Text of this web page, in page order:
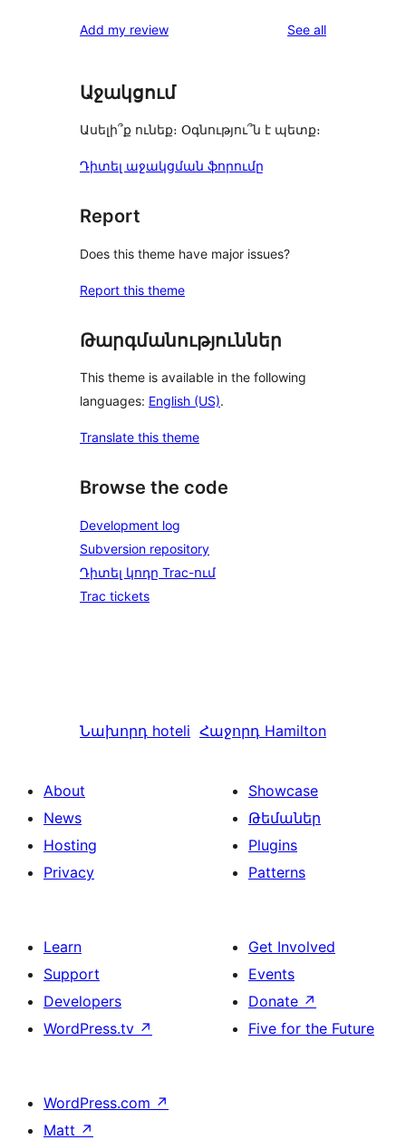
reviews
star
Add my review See allreviews
Աջակցում
Ասելի՞ք ունեք։ Օգնությու՞ն է պետք։
Դիտել աջակցման ֆորումը
Report
Does this theme have major issues?
Report this theme
Թարգմանություններ
This theme is available in the following
languages: English (US).
Translate this theme
Browse the code
Development log
Subversion repository
Դիտել կոդը Trac-ում
Trac tickets
Նախորդ hoteli Հաջորդ Hamilton
About
News
Hosting
Privacy
Showcase
Թեմաներ
Plugins
Patterns
Learn
Support
Developers
WordPress.tv ↗
Get Involved
Events
Donate ↗
Five for the Future
WordPress.com ↗
Matt ↗